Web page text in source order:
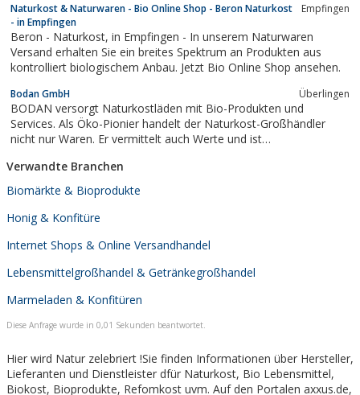
Naturkost & Naturwaren - Bio Online Shop - Beron Naturkost
- in Empfingen
Empfingen
Beron - Naturkost, in Empfingen - In unserem Naturwaren
Versand erhalten Sie ein breites Spektrum an Produkten aus
kontrolliert biologischem Anbau. Jetzt Bio Online Shop ansehen.
Bodan GmbH Überlingen
BODAN versorgt Naturkostläden mit Bio-Produkten und
Services. Als Öko-Pionier handelt der Naturkost-Großhändler
nicht nur Waren. Er vermittelt auch Werte und ist
Verwandte Branchen
Biomärkte & Bioprodukte
Honig & Konfitüre
Internet Shops & Online Versandhandel
Lebensmittelgroßhandel & Getränkegroßhandel
Marmeladen & Konfitüren
Diese Anfrage wurde in 0,01 Sekunden beantwortet.
Hier wird Natur zelebriert !Sie finden Informationen über Hersteller,
Lieferanten und Dienstleister dfür Naturkost, Bio Lebensmittel,
Biokost, Bioprodukte, Refomkost uvm. Auf den Portalen axxus.de,